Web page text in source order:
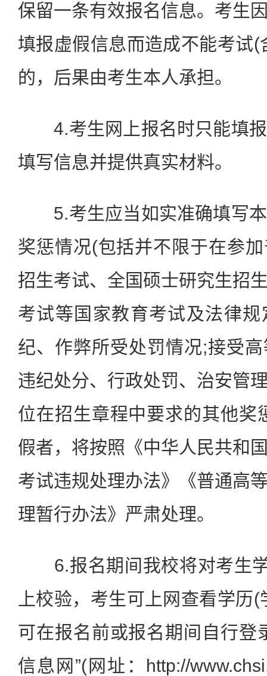
保留一条有效报名信息。考生
填报虚假信息而造成不能考试
的，后果由考生本人承担。
4.考生网上报名时只能填报
填写信息并提供真实材料。
5.考生应当如实准确填写本
奖惩情况(包括并不限于在参
招生考试、全国硕士研究生招
考试等国家教育考试及法律
纪、作弊所受处罚情况;接受
违纪处分、行政处罚、治安管
位在招生章程中要求的其他奖
假者，将按照《中华人民共和
考试违规处理办法》《普通高
理暂行办法》严肃处理。
6.报名期间我校将对考生
上校验，考生可上网查看学历
可在报名前或报名期间自行登
信息网”(网址：http://